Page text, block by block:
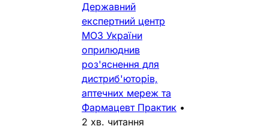
Державний
експертний центр
МОЗ України
оприлюднив
роз'яснення для
дистриб'юторів,
аптечних мереж та
Фармацевт Практик •
2 хв. читання